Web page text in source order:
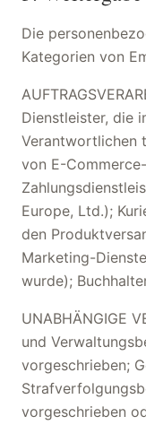
Die
Kategorien von
Dienstleister, die
Verantwortlichen
von E-
Europe, Ltd.);
den
Marketing-
wurde);
UNABHÄNGIGE
und
vorgeschrieben;
vorgeschrieben